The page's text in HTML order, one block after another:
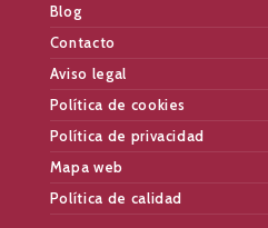
Blog
Contacto
Aviso legal
Política de cookies
Política de privacidad
Mapa web
Política de calidad